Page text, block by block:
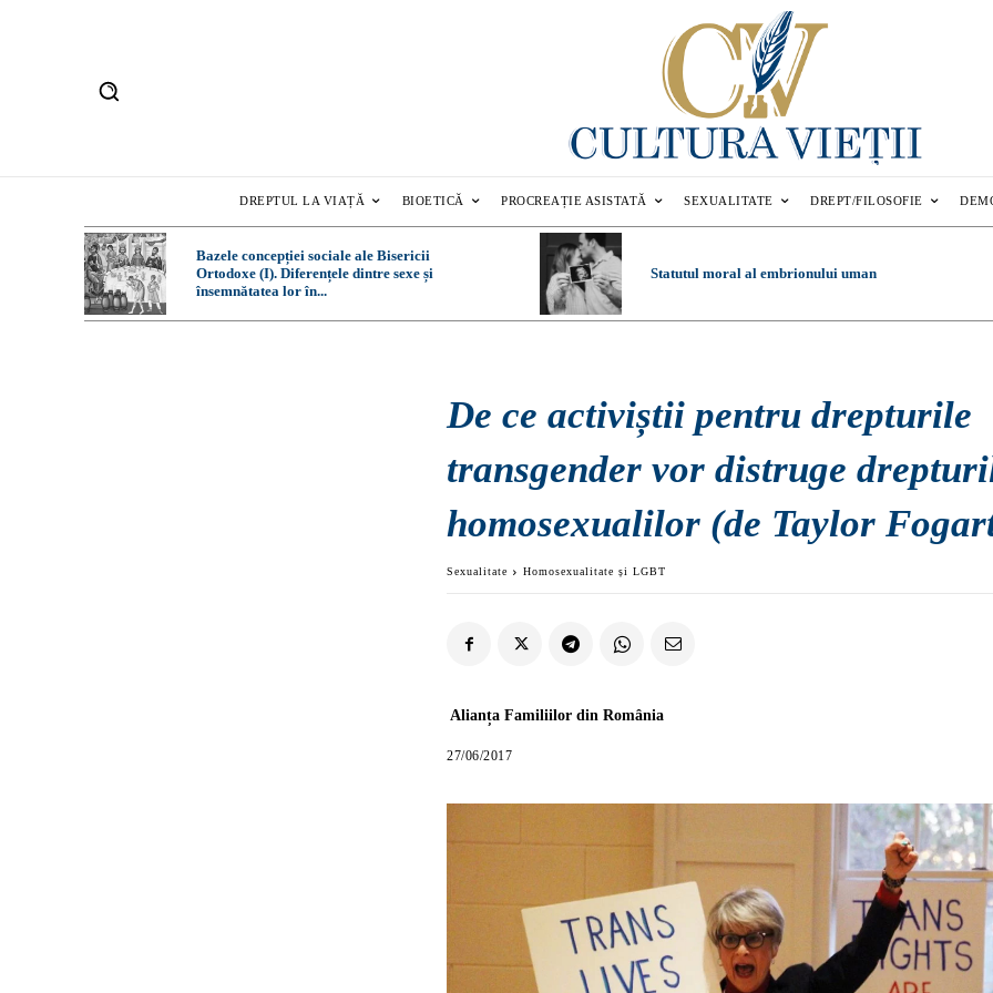
DREPTUL LA VIAȚĂ BIOETICĂ PROCREAȚIE ASISTATĂ SEXUALITATE DREPT/FILOSOFIE
Bazele concepției sociale ale Bisericii
Ortodoxe (I). Diferențele dintre sexe și
însemnătatea lor în...
Statutul moral al embrionului uman
De ce activiștii pentru drepturile
transgender vor distruge
homosexualilor (de Taylor
Sexualitate Homosexualitate și LGBT
Alianța Familiilor din România
27/06/2017